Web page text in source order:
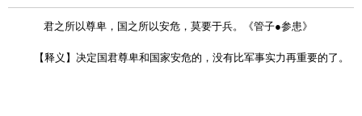
君之所以尊卑，国之所以安危，莫要于兵。《管子●参患》
【释义 】决定国君尊卑和国家安危的，没有比军事实力再重要的了。